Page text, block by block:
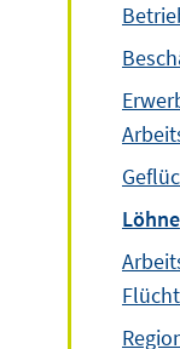
Löhne